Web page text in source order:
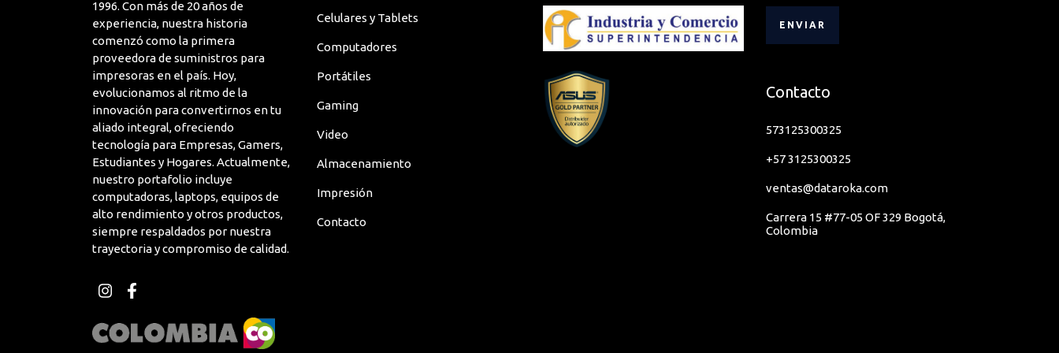
Fuente de Alimentación Redundante
Generación del Procesador
Hyper-Threading
Interfaz de Unidad de Disco Duro Híbrida
Interfaz de Unidad de Estado Sólido
Interruptor de Encendido/Apagado
Modelo de Procesador
Núcleo del procesador
Procesamiento de 64 bits
1996. Con más de 20 años de
experiencia, nuestra historia
comenzó como la primera
proveedora de suministros para
impresoras en el país. Hoy,
evolucionamos al ritmo de la
innovación para convertirnos en tu
aliado integral, ofreciendo
tecnología para Empresas, Gamers,
Estudiantes y Hogares. Actualmente,
nuestro portafolio incluye
computadoras, laptops, equipos de
alto rendimiento y otros productos,
siempre respaldados por nuestra
trayectoria y compromiso de calidad.
Celulares y Tablets
Computadores
Portátiles
Gaming
Video
Almacenamiento
Impresión
Contacto
Contacto
573125300325
+57 3125300325
ventas@dataroka.com
Carrera 15 #77-05 OF 329 Bogotá,
Colombia